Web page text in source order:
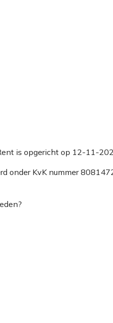
is opgericht op 12-11-
onder KvK nummer